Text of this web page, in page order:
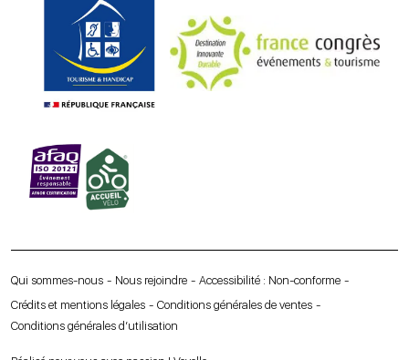
Qui sommes-nous Nous rejoindre
Accessibilité : Non-conforme
Crédits et mentions légales
Conditions générales de ventes
Conditions générales d’utilisation